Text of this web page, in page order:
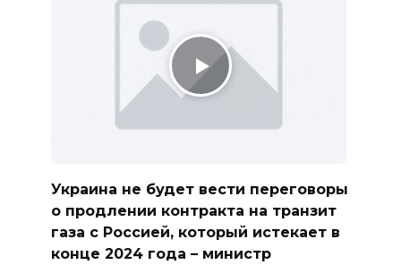
Украина не будет вести переговоры
о продлении контракта на транзит
газа с Россией, который истекает в
конце 2024 года – министр